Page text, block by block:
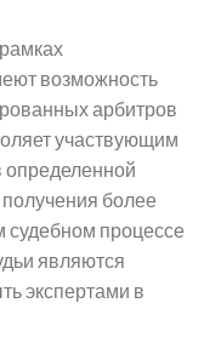
возможность
арбитров
участвующим
определенной
более
процессе
являются
экспертами в